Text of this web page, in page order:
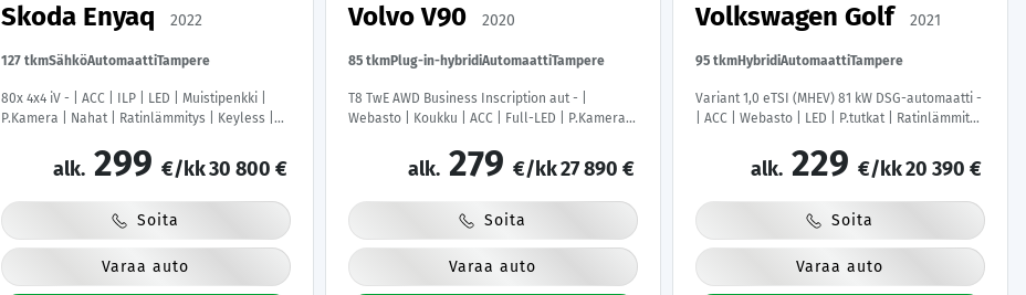
Skoda Enyaq 2022
127 tkmSähköAutomaattiTampere
80x 4x4 iV - | ACC | ILP | LED | Muistipenkki |
P.Kamera | Nahat | Ratinlämmitys | Keyless |
| Merkkihuollettu |
alk. 299 €/kk30 800 €
Soita
Varaa auto
Volvo V90 2020
85 tkmPlug-in-hybridiAutomaattiTampere
T8 TwE AWD Business Inscription aut - |
Webasto | Koukku | ACC | Full-LED | P.Kamera |
Katveavustin | Keyless | 2x Latauskaapelit |
Kahdet renkaat | Suomi-auto |
alk. 279 €/kk27 890 €
Soita
Varaa auto
Volkswagen Golf 2021
95 tkmHybridiAutomaattiTampere
Variant 1,0 eTSI (MHEV) 81 kW DSG-automaatti -
| ACC | Webasto | LED | P.tutkat | Ratinlämmitys
Merkkihuollettu | Kahdet Renkaat |
alk. 229 €/kk20 390 €
Soita
Varaa auto